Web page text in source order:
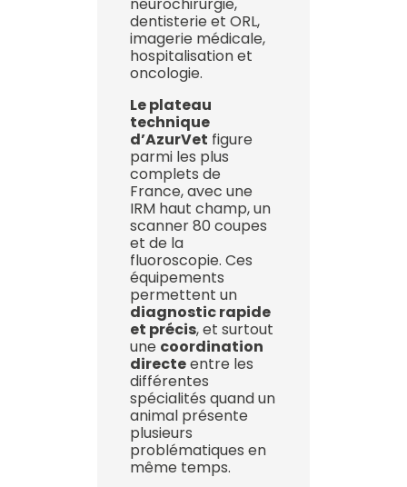
dentisterie et ORL,
imagerie médicale,
hospitalisation et
oncologie.
Le plateau
technique
d’AzurVet figure
parmi les plus
complets de
France, avec une
IRM haut champ, un
scanner 80 coupes
et de la
fluoroscopie. Ces
équipements
permettent un
diagnostic rapide
et précis, et surtout
une coordination
directeentre les
différentes
spécialités quand un
animal présente
plusieurs
problématiques en
même temps.